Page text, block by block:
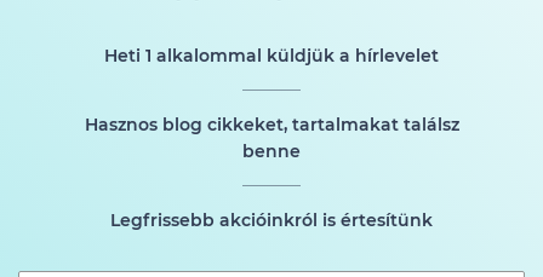
Heti 1 alkalommal küldjük a hírlevelet
Hasznos blog cikkeket, tartalmakat találsz
benne
Legfrissebb akcióinkról is értesítünk